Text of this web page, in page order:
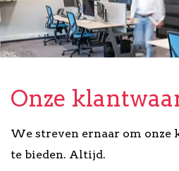
Onze
We streven ernaar om onze
te bieden. Altijd.